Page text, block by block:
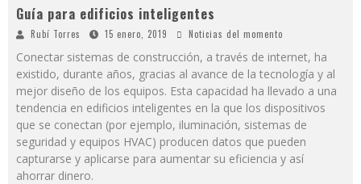
Guía para edificios inteligentes
Rubí Torres 15 enero, 2019 Noticias del momento
Conectar sistemas de construcción, a través de internet, ha
existido, durante años, gracias al avance de la tecnología y al
mejor diseño de los equipos. Esta capacidad ha llevado a una
tendencia en edificios inteligentes en la que los dispositivos
que se conectan (por ejemplo, iluminación, sistemas de
seguridad y equipos HVAC) producen datos que pueden
capturarse y aplicarse para aumentar su eficiencia y así
ahorrar dinero.